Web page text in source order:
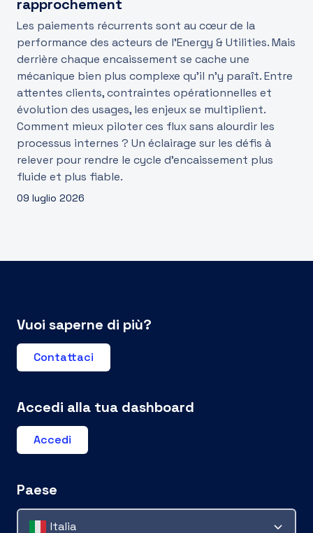
rapprochement
Les paiements récurrents sont au cœur de la
performance des acteurs de l’Energy & Utilities. Mais
derrière chaque encaissement se cache une
mécanique bien plus complexe qu’il n’y paraît. Entre
attentes clients, contraintes opérationnelles et
évolution des usages, les enjeux se multiplient.
Comment mieux piloter ces flux sans alourdir les
processus internes ? Un éclairage sur les défis à
relever pour rendre le cycle d’encaissement plus
fluide et plus fiable.
09 luglio 2026
Vuoi saperne di più?
Contattaci
Accedi alla tua dashboard
Accedi
Paese
Italia